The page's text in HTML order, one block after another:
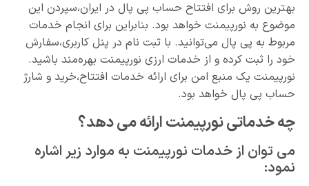
بهترین روش برای افتتاح حساب پی پال در ایران،سپردن این
موضوع به نورپیمنت خواهد بود. بنابراین برای انجام خدمات
مربوط به پی پال می‌توانید. با ثبت نام در پنل کاربری،سفارش
خود را ثبت کرده و از خدمات ارزی نورپیمنت بهره‌مند باشید.
نورپیمنت یک منبع امن برای ارائه خدمات افتتاح،خرید و شارژ
حساب پی پال خواهد بود.
چه خدماتی نورپیمنت ارائه می دهد؟
می توان از خدمات نورپیمنت به موارد زیر اشاره
نمود: